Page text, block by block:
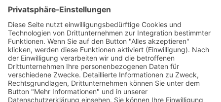
Impressum
Grevy Angebot
Was ist Grevy?
Benutzeranmeldung